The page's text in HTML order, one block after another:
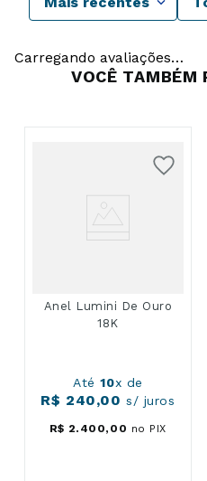
Carregando avaliações…
VOCÊ TAMBÉM
Anel Lumini De Ouro
18K
Até10x de
R$ 240,00 s/ juros
R$ 2. 400, 00 no PIX